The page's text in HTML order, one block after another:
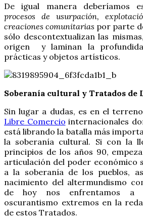
De igual manera deberíamos
procesos de usurpación,
creaciones comunitarias por parte
sólo descontextualizan las
origen y laminan la
prácticas y objetos artísticos.
Soberanía cultural y Tratados de
Sin lugar a dudas, es en el
Libre Comercio internacionales
está librando la batalla más
la soberanía cultural. Si con la
principios de los años 90,
articulación del poder económico
a la soberanía de los pueblos,
nacimiento del altermundismo
de hoy nos enfrentamos a
oscurantismo extremos en la
de estos Tratados.